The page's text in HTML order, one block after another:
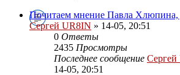
Почитаем мнение Павла
Сергей UR8IN » 14-05, 20:51
0 Ответы
2435 Просмотры
Последнее сообщение
14-05, 20:51